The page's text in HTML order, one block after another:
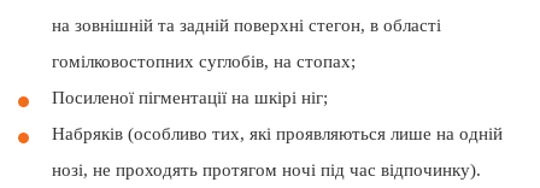
на зовнішній та задній поверхні стегон, в області
гомілковостопних суглобів, на стопах;
Посиленої пігментації на шкірі ніг;
Набряків (особливо тих, які проявляються лише на одній
нозі, не проходять протягом ночі під час відпочинку).